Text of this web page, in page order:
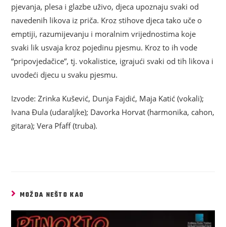
pjevanja, plesa i glazbe uživo, djeca upoznaju svaki od
navedenih likova iz priča. Kroz stihove djeca tako uče o
emptiji, razumijevanju i moralnim vrijednostima koje
svaki lik usvaja kroz pojedinu pjesmu. Kroz to ih vode
“pripovjedačice”, tj. vokalistice, igrajući svaki od tih likova i
uvodeći djecu u svaku pjesmu.
Izvode: Zrinka Kušević, Dunja Fajdić, Maja Katić (vokali);
Ivana Đula (udaraljke); Davorka Horvat (harmonika, cahon,
gitara); Vera Pfaff (truba).
MOŽDA NEŠTO KAO